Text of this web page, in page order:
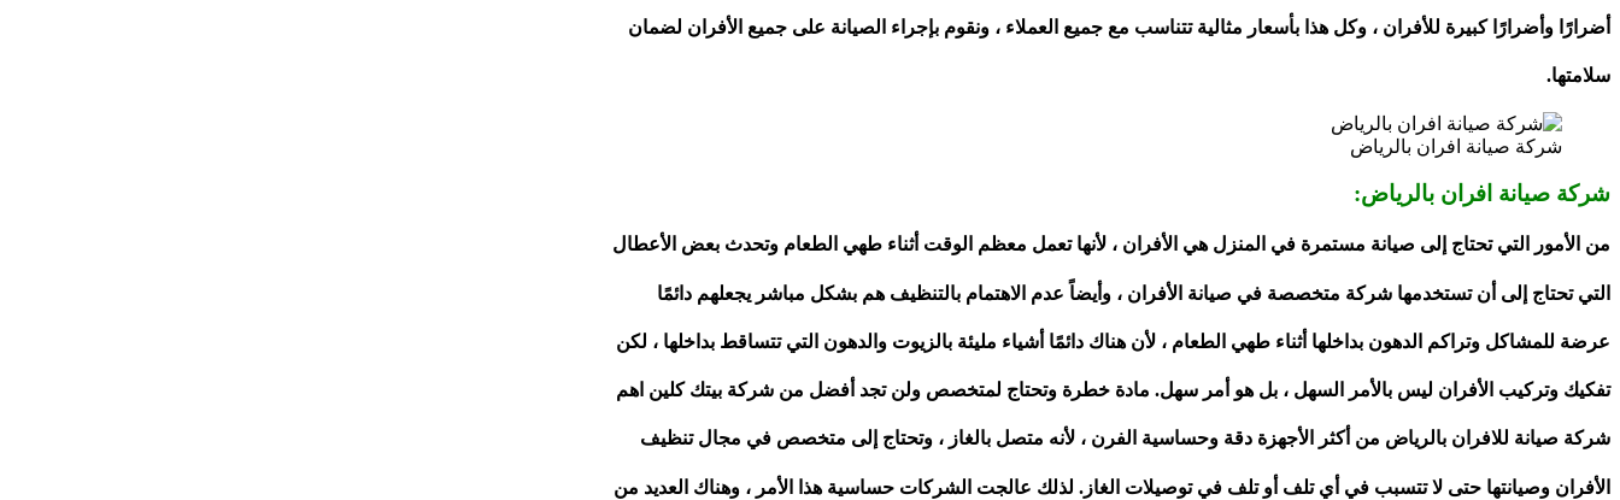
أضرارًا وأضرارًا كبيرة للأفران ، وكل هذا بأسعار مثالية تتناسب مع جميع العملاء ، ونقوم بإجراء الصيانة على جميع الأفران لضمان
سلامتها.
شركة صيانة افران بالرياض
شركة صيانة افران بالرياض:
من الأمور التي تحتاج إلى صيانة مستمرة في المنزل هي الأفران ، لأنها تعمل معظم الوقت أثناء طهي الطعام وتحدث بعض الأعطال
التي تحتاج إلى أن تستخدمها شركة متخصصة في صيانة الأفران ، وأيضاً عدم الاهتمام بالتنظيف هم بشكل مباشر يجعلهم دائمًا
عرضة للمشاكل وتراكم الدهون بداخلها أثناء طهي الطعام ، لأن هناك دائمًا أشياء مليئة بالزيوت والدهون التي تتساقط بداخلها ، لكن
تفكيك وتركيب الأفران ليس بالأمر السهل ، بل هو أمر سهل. مادة خطرة وتحتاج لمتخصص ولن تجد أفضل من شركة بيتك كلين اهم
شركة صيانة للافران بالرياض من أكثر الأجهزة دقة وحساسية الفرن ، لأنه متصل بالغاز ، وتحتاج إلى متخصص في مجال تنظيف
الأفران وصيانتها حتى لا تتسبب في أي تلف أو تلف في توصيلات الغاز. لذلك عالجت الشركات حساسية هذا الأمر ، وهناك العديد من